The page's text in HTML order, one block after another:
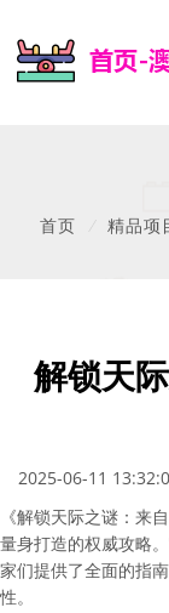
首页 精品项
解锁天
2025-06-11
《解锁天际之谜：来
量身打造的权威攻略
家们提供了全面的指
性。